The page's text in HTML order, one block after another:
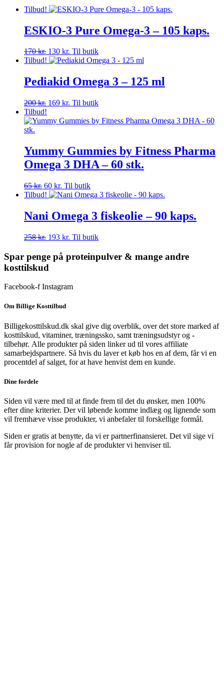
Tilbud!
ESKIO-3 Pure Omega-3 – 105 kaps.
170kr. Den
oprindelige
var:
170 kr..
130 kr. Den
aktuelle
er:
130 kr..
Til butik
Tilbud!
Pediakid Omega 3 – 125 ml
200kr. Den
pris
169 kr. Den
pris
Til butik
Tilbud!
Yummy Gummies by Fitness Pharma
Omega 3 DHA – 60 stk.
65kr. Den
oprindelige
var:
65 kr..
60 kr. Den
aktuelle
60 kr..
Til butik
Tilbud!
Nani Omega 3 fiskeolie – 90 kaps.
258kr. Den
pris
var:
258 kr..
193 kr. Den
pris
Til butik
Spar penge på proteinpulver & mange andre
kosttilskud
Facebook-f Instagram
Om Billige Kosttilbud
Billigekosttilskud.dk skal give dig overblik, over det store marked af
kosttilskud, vitaminer, træningssko, samt træningsudstyr og -
tilbehør. Alle produkter på siden linker ud til vores affiliate
samarbejdspartnere. Så hvis du laver et køb hos en af dem, får vi en
procentdel af salget, for at have henvist dem en kunde.
Dine fordele
Siden vil være med til at finde frem til det du ønsker, men 100%
efter dine kriterier. Der vil løbende komme indlæg og lignende som
vil fremhæve visse produkter, vi anbefaler til forskellige formål.
Siden er gratis at benytte, da vi er partnerfinansieret. Det vil sige vi
får provision for nogle af de produkter vi henviser til.